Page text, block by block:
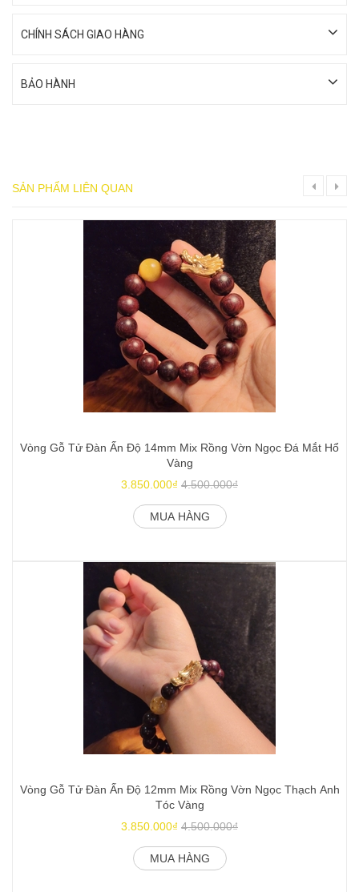
CHÍNH SÁCH GIAO HÀNG
BẢO HÀNH
SẢN PHẨM LIÊN QUAN
Vòng Gỗ Tử Đàn Ấn Độ 14mm Mix Rồng Vờn Ngọc Đá Mắt Hổ
Vàng
3.850.000₫ 4.500.000₫
MUA HÀNG
Vòng Gỗ Tử Đàn Ấn Độ 12mm Mix Rồng Vờn Ngọc Thạch Anh
Tóc Vàng
3.850.000₫ 4.500.000₫
MUA HÀNG